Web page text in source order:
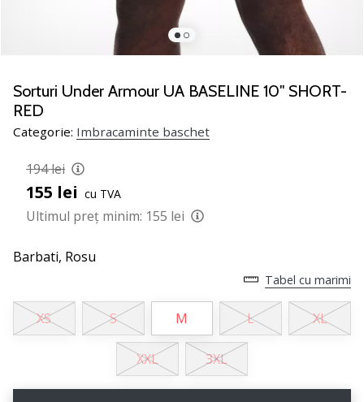
un
fan
al
baschetului
și
noi?
Alătură-
ca
al
brandului.
Afiseaza
Sorturi Under Armour UA BASELINE 10'' SHORT-
RED
Categorie: Imbracaminte baschet
194 lei
155 lei cu TVA
Ultimul preț minim: 155 lei
Barbati, Rosu
Tabel cu marimi
XS S M L XL
XXL 3XL